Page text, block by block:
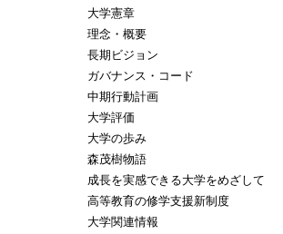
大学憲章
理念・概要
長期ビジョン
ガバナンス・コード
中期行動計画
大学評価
大学の歩み
森茂樹物語
成長を実感できる大学をめざして
高等教育の修学支援新制度
大学関連情報